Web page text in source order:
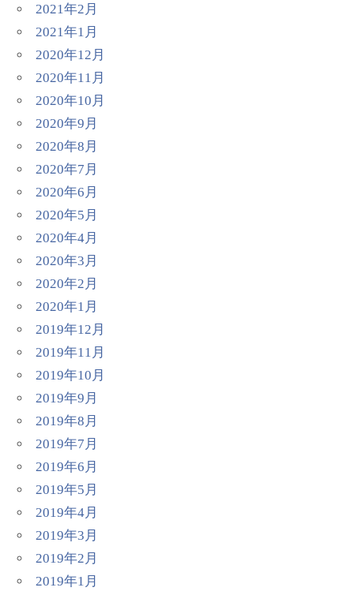
2021年2月
2021年1月
2020年12月
2020年11月
2020年10月
2020年9月
2020年8月
2020年7月
2020年6月
2020年5月
2020年4月
2020年3月
2020年2月
2020年1月
2019年12月
2019年11月
2019年10月
2019年9月
2019年8月
2019年7月
2019年6月
2019年5月
2019年4月
2019年3月
2019年2月
2019年1月